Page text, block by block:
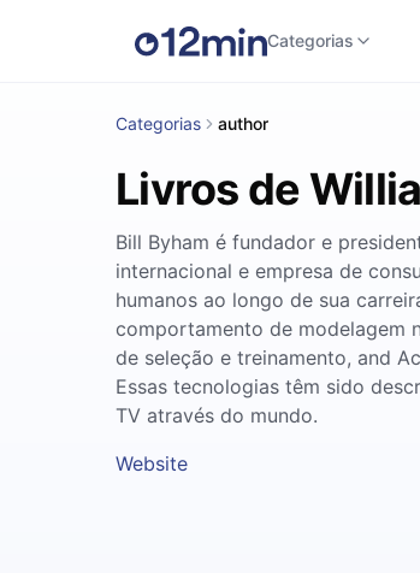
Categorias
Categorias author
Livros de
Bill Byham é fundador e
internacional e empresa de
humanos ao longo de sua
comportamento de modelagem
de seleção e treinamento, and
Essas tecnologias têm sido
TV através do mundo.
Website